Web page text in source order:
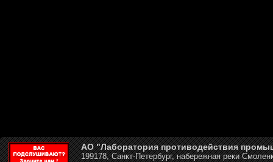
АО "Лаборатория противодействия
199178, Санкт-Петербург, набережная реки